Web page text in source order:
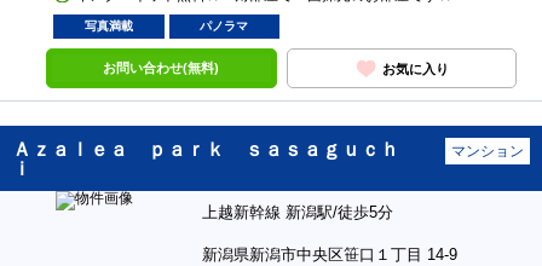
写真満載 パノラマ
お問い合わせ(無料) お気に入り
Ａｚａｌｅａ ｐａｒｋ ｓａｓａｇｕｃｈ
ｉ
マンション
上越新幹線 新潟駅/徒歩5分
新潟県新潟市中央区笹口１丁目 14-9